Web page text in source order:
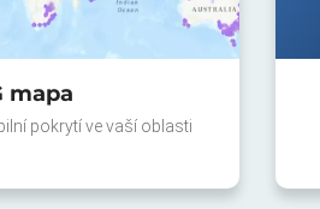
mapa
pokrytí ve vaší oblasti